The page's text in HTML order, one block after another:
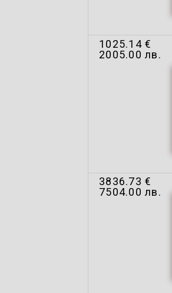
1025.14 €
2005.00 лв.
3836.73 €
7504.00 лв.